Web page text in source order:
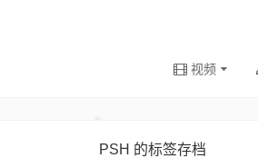
视频
PSH 的标签存档